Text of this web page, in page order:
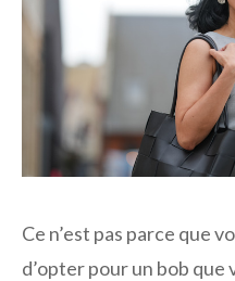
Ce n’est pas parce que
d’opter pour un bob